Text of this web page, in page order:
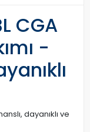
CGA
-
dayanıklı ve